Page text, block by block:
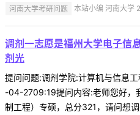
河南大学考研问题 本站小编 河南大学
调剂一志愿是福州大学电子信
剂光
提问问题:调剂学院:计算机与信息
-04-2709:19提问内容:老师您好，
制工程）专硕，总分321，请问想